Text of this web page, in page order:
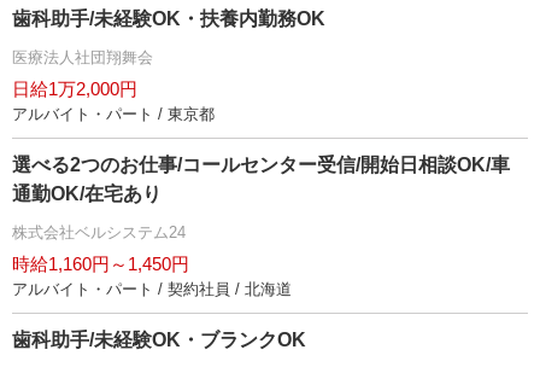
歯科助手/未経験OK・扶養内勤務OK
医療法人社団翔舞会
日給1万2,000円
アルバイト・パート / 東京都
選べる2つのお仕事/コールセンター受信/開始日相談OK/車
通勤OK/在宅あり
株式会社ベルシステム24
時給1,160円～1,450円
アルバイト・パート / 契約社員 / 北海道
歯科助手/未経験OK・ブランクOK